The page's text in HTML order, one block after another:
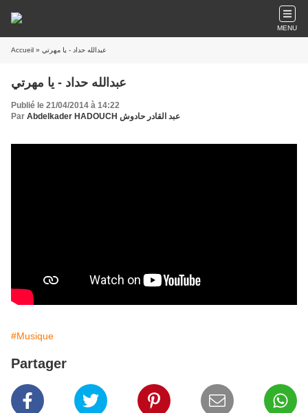
MENU
Accueil » عبدالله حداد - يا مهرتي
عبدالله حداد - يا مهرتي
Publié le 21/04/2014 à 14:22
Par
Abdelkader HADOUCH عبد القادر حادوش
#Musique
Partager